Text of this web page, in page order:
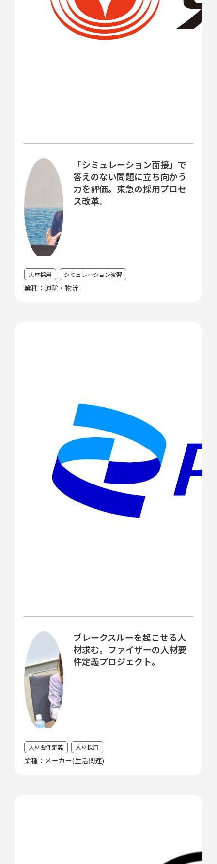
「シミュレーション面接」で
答えのない問題に立ち向かう
力を評価。東急の採用プロセ
ス改革。
業種：運輸・物流
人材採用 シミュレーション演習
ブレークスルーを起こせる人
材求む。ファイザーの人材要
件定義プロジェクト。
業種：メーカー(生活関連)
人材要件定義 人材採用